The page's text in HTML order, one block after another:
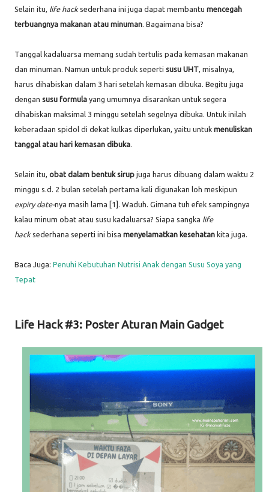
Selain itu, life hack sederhana ini juga dapat membantu mencegah
terbuangnya makanan atau minuman. Bagaimana bisa?
Tanggal kadaluarsa memang sudah tertulis pada kemasan makanan
dan minuman. Namun untuk produk seperti susu UHT, misalnya,
harus dihabiskan dalam 3 hari setelah kemasan dibuka. Begitu juga
dengan susu formula yang umumnya disarankan untuk segera
dihabiskan maksimal 3 minggu setelah segelnya dibuka. Untuk inilah
keberadaan spidol di dekat kulkas diperlukan, yaitu untuk menuliskan
tanggal atau hari kemasan dibuka.
Selain itu, obat dalam bentuk sirup juga harus dibuang dalam waktu 2
minggu s.d. 2 bulan setelah pertama kali digunakan loh meskipun
expiry date-nya masih lama [1]. Waduh. Gimana tuh efek sampingnya
kalau minum obat atau susu kadaluarsa? Siapa sangka life
hacksederhana seperti ini bisa menyelamatkan kesehatan kita juga.
Baca Juga: Penuhi Kebutuhan Nutrisi Anak dengan Susu Soya yang
Tepat
Life Hack #3: Poster Aturan Main Gadget